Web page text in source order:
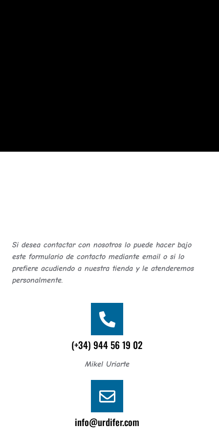
Si desea contactar con nosotros lo puede hacer bajo
este formulario de contacto mediante email o si lo
prefiere acudiendo a nuestra tienda y le atenderemos
personalmente.
(+34) 944 56 19 02
Mikel Uriarte
info@urdifer.com